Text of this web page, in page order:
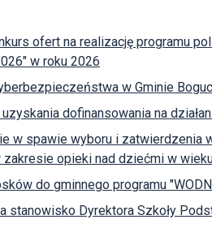
ofert na realizację programu
w roku 2026
w Gminie
dofinansowania na
w spawie wyboru i zatwierdzenia
zakresie opieki nad dziećmi w
do gminnego programu
stanowisko Dyrektora Szkoły